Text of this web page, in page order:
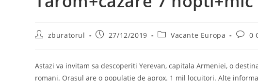
Postzburatorul
Post27/12/2019
PostVacante Europa
Post0
Astazi va invitam sa descoperiti Yerevan, capitala Armeniei, o
romani. Orasul are o populatie de aprox. 1 mil locuitori. Alte